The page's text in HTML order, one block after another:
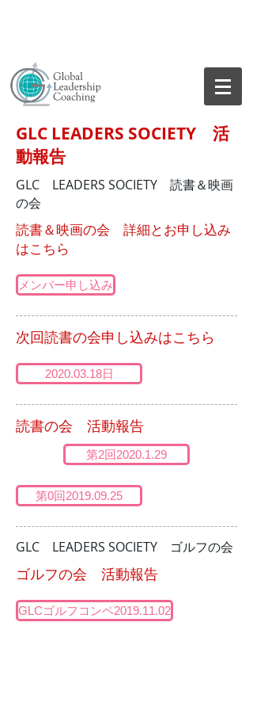
GLC LEADERS SOCIETY 活
動報告
GLC LEADERS SOCIETY 読書＆映画
の会
メンバー申し込み
​読書＆映画の会 詳細とお申し込み
はこちら
読書の会 活動報告
第0回2019.09.25
次回読書の会申し込みはこちら
2020.03.18日
GLC LEADERS SOCIETY ゴルフの会
GLCゴルフコンペ2019.11.02
ゴルフの会 活動報告
第2回2020.1.29